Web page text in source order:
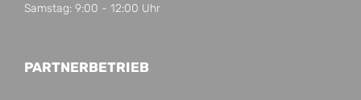
Samstag: 9:00 - 12:00 Uhr
PARTNERBETRIEB